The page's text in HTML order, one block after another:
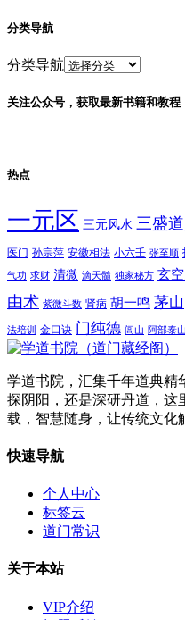
分类导航
分类导航
关注公众号，获取最新书籍和教程
热点
一元区 三元风水 三盛道
医门 孙宗萍 安徽相法 小六壬 张至顺
气功 求财 清微 滴天髓 独家秘方 玄
由术 紫微斗数 肾病 胡一鸣 茅山
法培训 金口诀 门纯德 闾山 阿部泰山
学道书院，汇集千年道典精
探阴阳，还是深研丹道，这
载，智慧随身，让传统文化
快速导航
个人中心
标签云
道门常识
关于本站
VIP介绍